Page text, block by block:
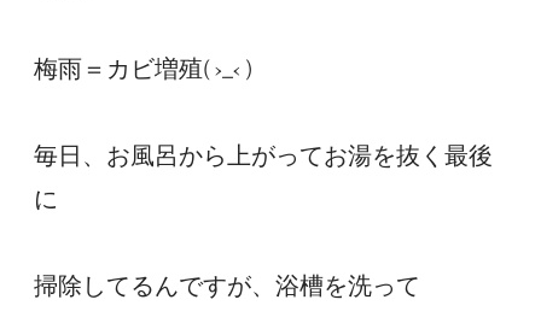
梅雨＝カビ増殖( ›_‹ )
毎日、お風呂から上がってお湯を抜く最後
に
掃除してるんですが、浴槽を洗って